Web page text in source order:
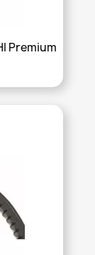
Premium